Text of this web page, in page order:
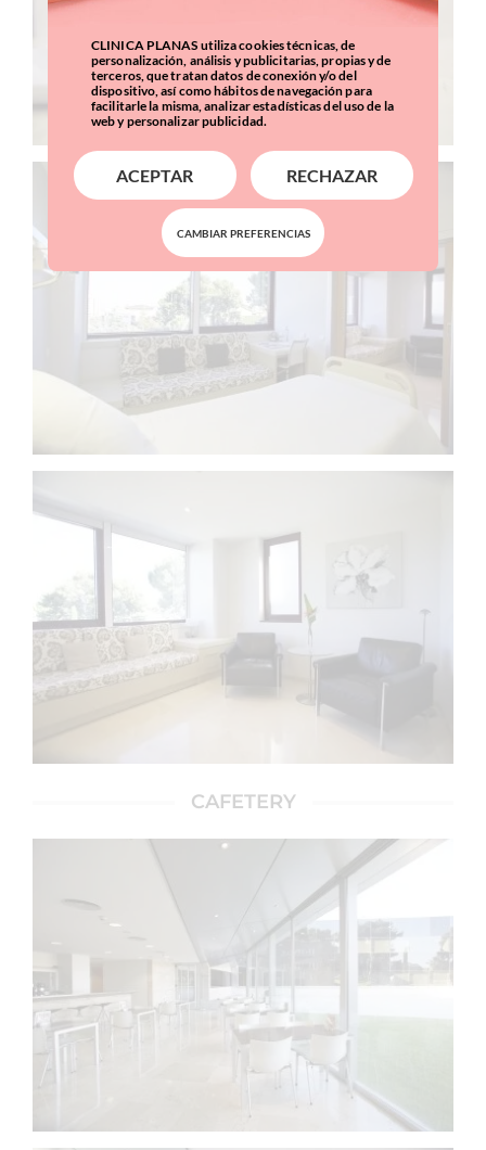
CAFETERY
CLINICA PLANAS utiliza cookies técnicas, de
personalización, análisis y publicitarias, propias y de
terceros, que tratan datos de conexión y/o del
dispositivo, así como hábitos de navegación para
facilitarle la misma, analizar estadísticas del uso de la
web y personalizar publicidad.
ACEPTAR RECHAZAR
CAMBIAR PREFERENCIAS